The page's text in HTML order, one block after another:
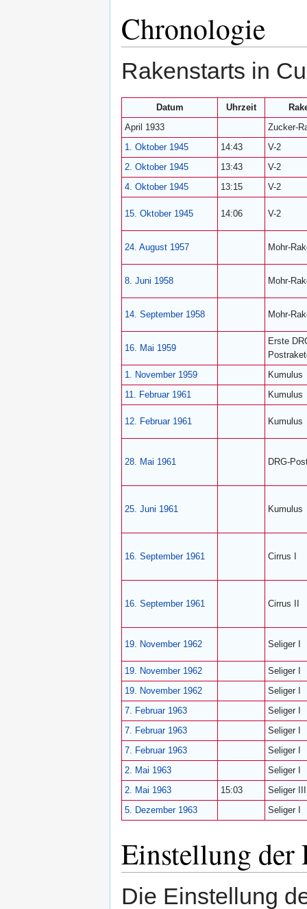
Chronologie
Rakenstarts in
Datum Uhrzeit
April 1933 Zucker-
1. Oktober 1945 14:43 V-2
2. Oktober 1945 13:43 V-2
4. Oktober 1945 13:15 V-2
15. Oktober 1945 14:06 V-2
24. August 1957 Mohr-
8. Juni 1958 Mohr-
14. September 1958 Mohr-
16. Mai 1959
Erste
1. November 1959 Kumulus
11. Februar 1961 Kumulus
12. Februar 1961 Kumulus
28. Mai 1961 DRG-
25. Juni 1961 Kumulus
16. September 1961 Cirrus I
16. September 1961 Cirrus II
19. November 1962 Seliger I
19. November 1962 Seliger I
19. November 1962 Seliger I
7. Februar 1963 Seliger I
7. Februar 1963 Seliger I
7. Februar 1963 Seliger I
2. Mai 1963 Seliger I
2. Mai 1963 15:03 Seliger III
5. Dezember 1963 Seliger I
Einstellung der
Die Einstellung